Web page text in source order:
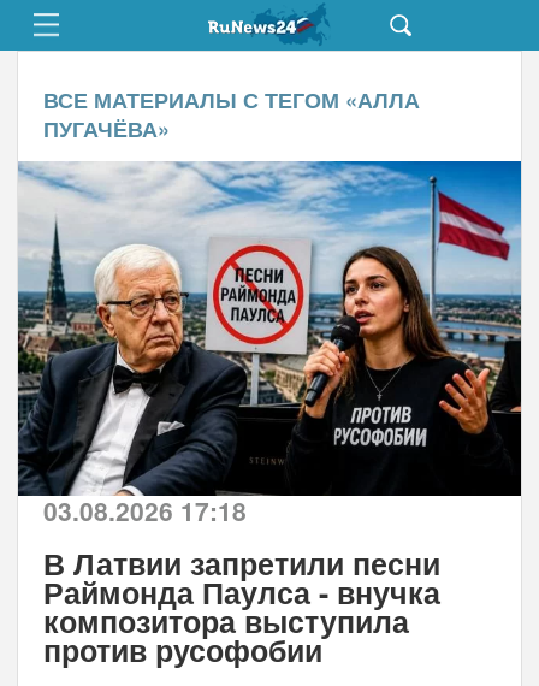
ВСЕ МАТЕРИАЛЫ С ТЕГОМ «АЛЛА
ПУГАЧЁВА»
03.08.2026 17:18
В Латвии запретили песни
Раймонда Паулса - внучка
композитора выступила
против русофобии